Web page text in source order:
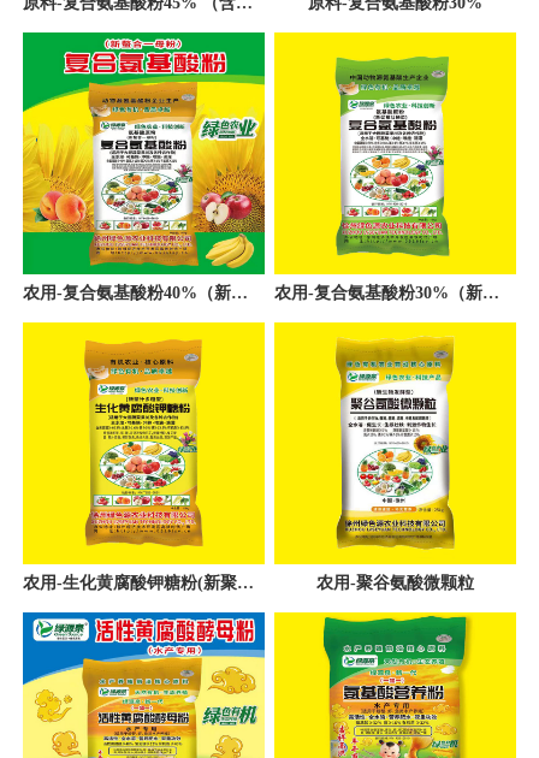
农用-复合氨基酸粉40%（新螯合一母粉) 农用-复合氨基酸粉30%（新促跟壮秧型）
农用-生化黄腐酸钾糖粉(新聚汁多糖型) 农用-聚谷氨酸微颗粒